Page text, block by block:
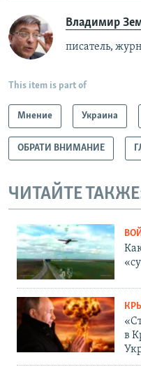
Владимир
писатель,
This item is part of
Мнение Украина
ОБРАТИ ВНИМАНИЕ
ЧИТАЙТЕ
в